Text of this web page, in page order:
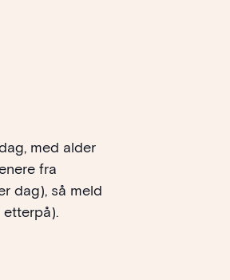
med alder
fra
dag), så meld
etterpå).